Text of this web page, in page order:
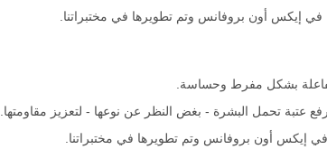
بشكل مفرط وحساسة.
عتبة تحمل البشرة - بغض النظر عن نوعها - لتعزيز مقاومتها.